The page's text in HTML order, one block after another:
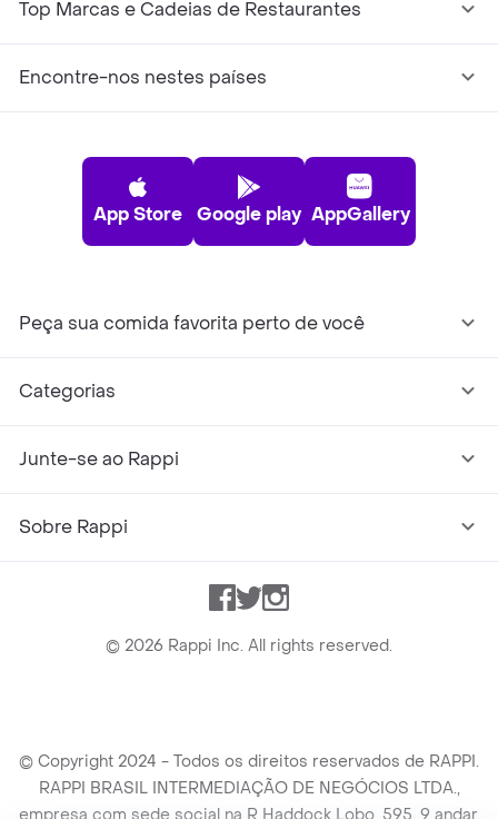
Top Marcas e Cadeias de Restaurantes
Encontre-nos nestes países
App Store Google play AppGallery
Peça sua comida favorita perto de você
Categorias
Junte-se ao Rappi
Sobre Rappi
Facebook
TwitterInstagram
© 2026 Rappi Inc. All rights reserved.
© Copyright 2024 - Todos os direitos reservados de RAPPI.
RAPPI BRASIL INTERMEDIAÇÃO DE NEGÓCIOS LTDA.,